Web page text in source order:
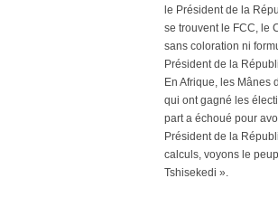
le Président de la
se trouvent le FCC, le
sans coloration ni
Président de la
En Afrique, les Mânes
qui ont gagné les
part a échoué pour
Président de la
calculs, voyons le
Tshisekedi ».